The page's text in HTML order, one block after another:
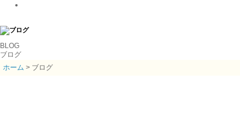
BLOG
ブログ
ホーム > ブログ